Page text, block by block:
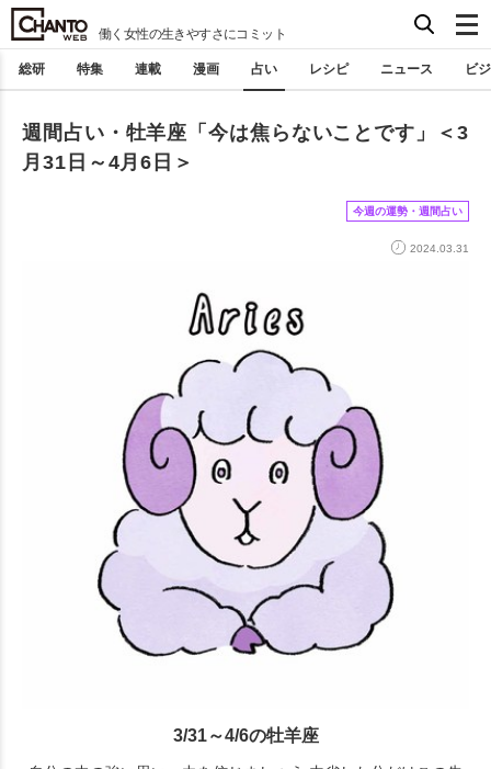
働く女性の生きやすさにコミット
総研 特集 連載 漫画 占い レシピ ニュース ビ
週間占い・牡羊座「今は焦らないことです」＜3
月31日～4月6日＞
今週の運勢・週間占い
2024.03.31
3/31～4/6の牡羊座